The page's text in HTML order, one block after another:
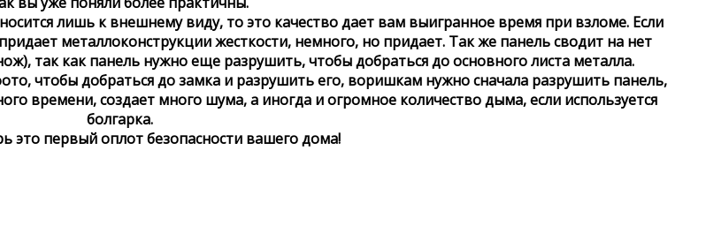
лишь к внешнему виду, то это качество дает вам выигранное время при взломе. Если
металлоконструкции жесткости, немного, но придает. Так же панель сводит на нет
так как панель нужно еще разрушить, чтобы добраться до основного листа металла.
чтобы добраться до замка и разрушить его, воришкам нужно сначала разрушить панель,
времени, создает много шума, а иногда и огромное количество дыма, если используется
болгарка.
это первый оплот безопасности вашего дома!